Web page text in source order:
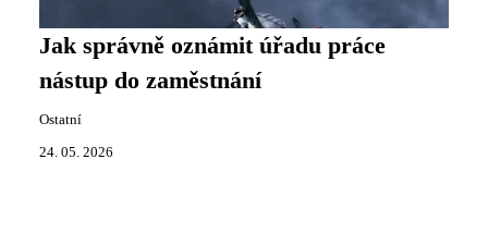
Jak správně oznámit úřadu práce
nástup do zaměstnání
Ostatní
24. 05. 2026